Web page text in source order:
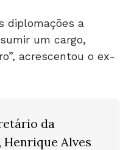
diplomações a
um cargo,
acrescentou o ex-
da
Henrique Alves